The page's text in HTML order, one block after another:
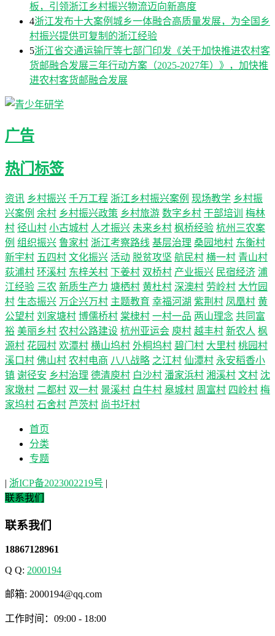
板，引领浙江乡村振兴物流迈向新高度
4浙江发布十大案例城乡一体融合高质量发展，为全国乡
村振兴提供可复制的浙江经验
5浙江省交通运输厅等七部门印发《关于加快推进农村客
货邮融合发展三年行动方案（2025-2027年）》，加快推
进农村客货邮融合发展
广告
热门标签
资讯 乡村振兴 千万工程 浙江乡村振兴案例 现场教学 乡村振
兴案例 余村 乡村振兴政策 乡村旅游 数字乡村 干部培训
梅林
村 径山村 小古城村 人才振兴 未来乡村 枫桥经验 杭州三农案
例 组织振兴 鲁家村 浙江考察路线 基层治理 桑园地村 东衡村
新宇村 五四村 文化振兴 活动 脱贫攻坚 航民村 横一村 青山村
荻浦村 环溪村 东梓关村 下姜村 双桥村 产业振兴 民宿经济 浦
江经验 三农 新质生产力 塘栖村 黄杜村 深澳村 劳岭村 大竹园
村 生态振兴 万企兴万村 主题教育 幸福河湖 紫荆村 凤凰村 黄
公望村 刘家塘村 博儒桥村 棠棣村 一村一品 两山理念 共同富
裕 美丽乡村 农村公路建设 杭州亚运会 庾村 越丰村 新农人 枫
源村 花园村 欢潭村 横山坞村 外桐坞村 碧门村 大里村 桃园村
溪口村 佛山村 农村电商 八八战略 之江村 仙潭村 永安稻香小
镇 谢径安 乡村治理 德清庾村 白沙村 潘家浜村 湘溪村 文村 沈
家墩村 二都村 双一村 景溪村 白牛村 皋城村 周富村 四岭村 梅
家坞村 石舍村 芦茨村 尚书圩村
首页
分类
专题
| 浙ICP备2023002219号 |
联系我们
联系我们
18867128961
Q Q: 2000194
邮箱: 2000194@qq.com
工作时间：09:00 - 18:00